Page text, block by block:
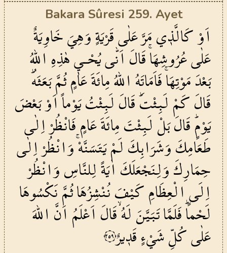
Bakara Sûresi 259. Ayet
اَوْكَالَّذ۪يمَرَّعَلٰىقَرْيَةٍوَهِيَخَاوِيَةٌ
عَلٰىعُرُوشِهَاۚقَالَ اَنّٰىيُحْـي۪هٰذِهِاللّٰهُ
بَعْدَمَوْتِهَاۚفَاَمَاتَهُاللّٰهُمِائَةَعَامٍثُمَّبَعَثَهُۜ
قَالَكَمْلَبِثْتَۜقَالَلَبِثْتُيَوْماًاَوْبَعْضَ
يَوْمٍۜقَالَبَلْلَبِثْتَمِائَةَعَامٍفَانْظُرْاِلٰى
طَعَامِكَوَشَرَابِكَلَمْيَتَسَنَّهْۚوَانْظُرْاِلٰى
حِمَارِكَوَلِنَجْعَلَكَ اٰيَةًلِلنَّاسِوَانْظُرْ
اِلَىالْعِظَامِكَيْفَنُنْشِزُهَاثُمَّنَكْسُوهَا
لَحْماًۜفَلَمَّاتَبَيَّنَلَهُۙقَالَ اَعْلَمُ اَنَّ اللّٰهَ
عَلٰىكُلِّشَيْءٍقَد۪يرٌ٢٥٩